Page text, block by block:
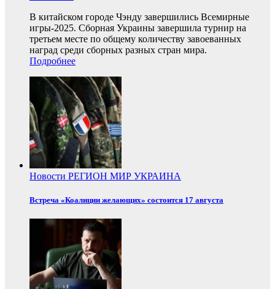
В китайском городе Чэнду завершились Всемирные
игры-2025. Сборная Украины завершила турнир на
третьем месте по общему количеству завоеванных
наград среди сборных разных стран мира.
Подробнее
Новости РЕГИОН МИР УКРАИНА
Встреча «Коалиции желающих» состоится 17 августа